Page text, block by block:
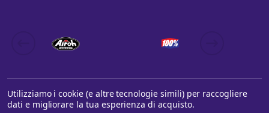
Utilizziamo i cookie (e altre tecnologie simili) per raccogliere
dati e migliorare la tua esperienza di acquisto.